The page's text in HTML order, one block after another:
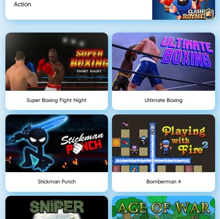
Action
Super Boxing Fight Night Ultimate Boxing
Stickman Punch Bomberman 4